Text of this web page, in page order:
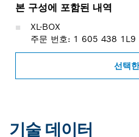
본 구성에 포함된 내역
XL-BOX
주문 번호: 1 605 438 1L9
선택
기술 데이터